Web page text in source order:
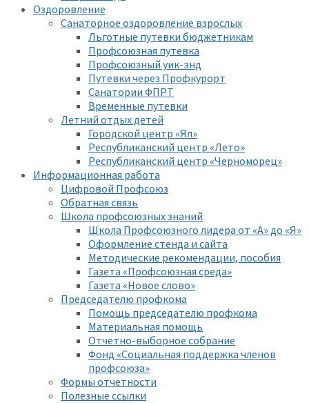
Оздоровление
Санаторное оздоровление взрослых
Льготные путевки бюджетникам
Профсоюзная путевка
Профсоюзный уик-энд
Путевки через Профкурорт
Санатории ФПРТ
Временные путевки
Летний отдых детей
Городской центр «Ял»
Республиканский центр «Лето»
Республиканский центр «Черноморец»
Информационная работа
Цифровой Профсоюз
Обратная связь
Школа профсоюзных знаний
Школа Профсоюзного лидера от «А» до «Я»
Оформление стенда и сайта
Методические рекомендации, пособия
Газета «Профсоюзная среда»
Газета «Новое слово»
Председателю профкома
Помощь председателю профкома
Материальная помощь
Отчетно-выборное собрание
Фонд «Социальная поддержка членов
профсоюза»
Формы отчетности
Полезные ссылки